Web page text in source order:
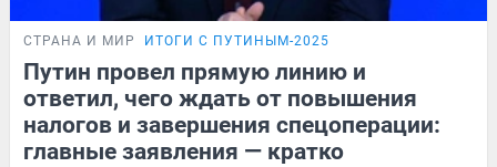
СТРАНА И МИР ИТОГИ С ПУТИНЫМ-2025
Путин провел прямую линию и
ответил, чего ждать от повышения
налогов и завершения спецоперации:
главные заявления — кратко